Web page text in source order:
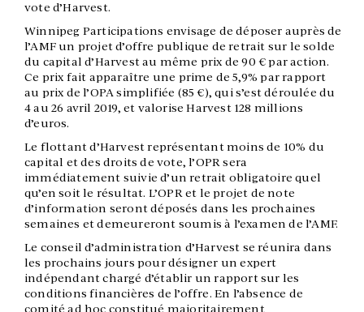
vote d’Harvest.
Winnipeg Participations envisage de déposer auprès de
l’AMF un projet d’offre publique de retrait sur le solde
du capital d’Harvest au même prix de 90 € par action.
Ce prix fait apparaître une prime de 5,9% par rapport
au prix de l’OPA simplifiée (85 €), qui s’est déroulée du
4 au 26 avril 2019, et valorise Harvest 128 millions
d’euros.
Le flottant d’Harvest représentant moins de 10% du
capital et des droits de vote, l’OPR sera
immédiatement suivie d’un retrait obligatoire quel
qu’en soit le résultat. L’OPR et le projet de note
d’information seront déposés dans les prochaines
semaines et demeureront soumis à l’examen de l’AMF.
Le conseil d’administration d’Harvest se réunira dans
les prochains jours pour désigner un expert
indépendant chargé d’établir un rapport sur les
conditions financières de l’offre. En l’absence de
comité ad hoc constitué majoritairement